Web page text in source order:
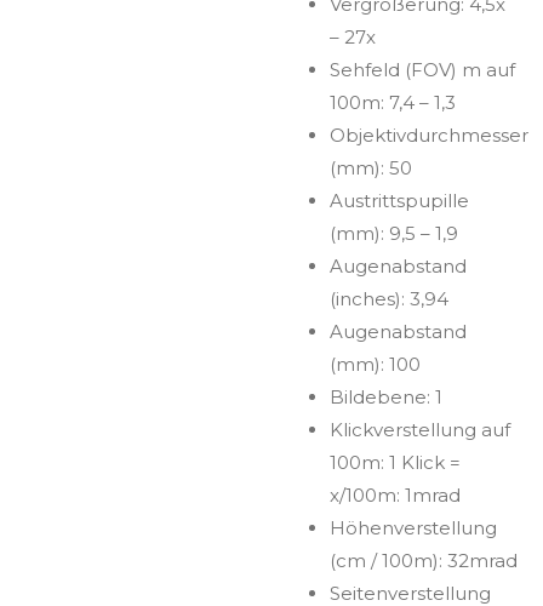
– 27x
Sehfeld (FOV) m auf
100m: 7,4 – 1,3
Objektivdurchmesser
(mm): 50
Austrittspupille
(mm): 9,5 – 1,9
Augenabstand
(inches): 3,94
Augenabstand
(mm): 100
Bildebene: 1
Klickverstellung auf
100m: 1 Klick =
x/100m: 1mrad
Höhenverstellung
(cm / 100m): 32mrad
Seitenverstellung